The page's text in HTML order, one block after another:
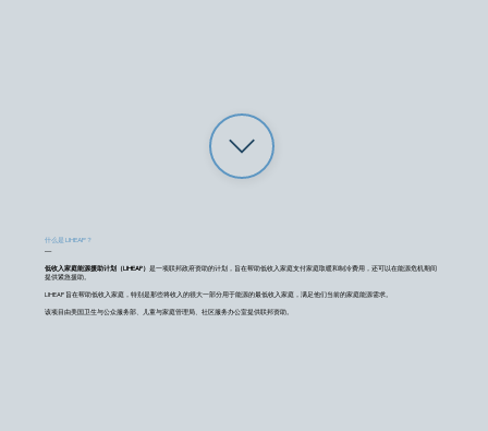
什么是 LIHEAP？
—
低收入家庭能源援助计划（LIHEAP） 是一项联邦政府资助的计划，旨在帮助低收入家庭支付家庭取暖和制冷费用，还可以在能源危机期间
提供紧急援助。
LIHEAP 旨在帮助低收入家庭，特别是那些将收入的很大一部分用于能源的最低收入家庭，满足他们当前的家庭能源需求。
该项目由美国卫生与公众服务部、儿童与家庭管理局、社区服务办公室提供联邦资助。